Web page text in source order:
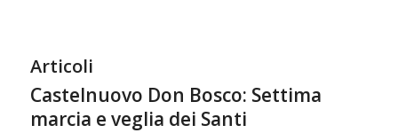
Articoli
Castelnuovo Don Bosco: Settima
marcia e veglia dei Santi